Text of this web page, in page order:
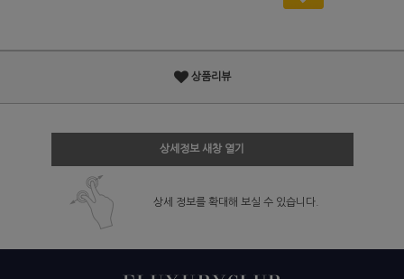
상품리뷰
상세정보 새창 열기
상세 정보를 확대해 보실 수 있습니다.